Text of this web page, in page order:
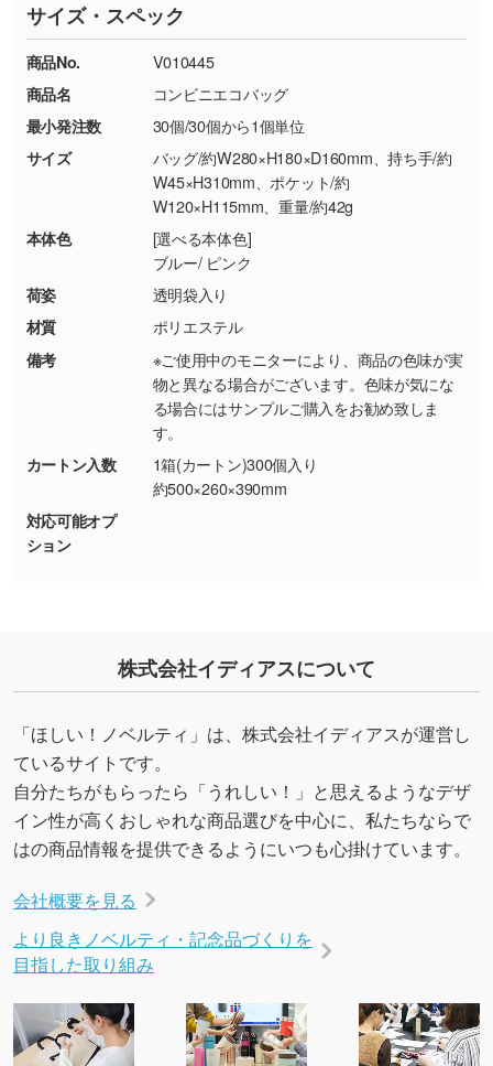
す。→詳しく見る
・コーポレートカラーを使って印刷したい／印
刷色にこだわりがある
DIC・PANTONEなどのカラーチップの指定や、
現物支給による色指定も承っております。→詳
・背景がある画像からキャラクター部分だけを
使いたいです
シンプルな背景のデータや、使いたいキャラク
ター部分の輪郭がはっきりしているデータは切
り抜き処理が可能です。→
・持っているデータの背景が足りない／塗り足
しの作り方が分からない
印刷したいデータが印刷範囲よりも小さい場
合、シンプルな色・柄の背景であれば拡張が可
能です。→
詳しく見る
※詳しくは「商品の良品基準について
ください。
【返品・交換ができない場合】
・お客様の元で商品を加工された場合、または
商品が破損した場合
・商品到着後7日以上経過している場合
・お客様のご都合による返品・交換依頼(商
品・色・数量などの注文間違い等)
TEL：0422-29-9911 営業時間10:00～
18:00(土日祝日除く)
お問い合わせフォームはこちら
サイズ・スペック
商品No.
V010445
商品名
コンビニエコバッグ
最小発注数
30個/30個から1個単位
サイズ
バッグ/約W280×H180×D160mm、持ち手/約
W45×H310mm、ポケット/約
W120×H115mm、重量/約42g
本体色
[選べる本体色]
ブルー/ ピンク
荷姿
透明袋入り
材質
ポリエステル
備考
※ご使用中のモニターにより、商品の色味が実
物と異なる場合がございます。色味が気にな
る場合にはサンプルご購入をお勧め致しま
す。
カートン入数
1箱(カートン)300個入り
約500×260×390mm
対応可能オプ
ション
株式会社イディアスについて
「ほしい！ノベルティ」は、株式会社イディアスが運営し
ているサイトです。
自分たちがもらったら「うれしい！」と思えるようなデザ
イン性が高くおしゃれな商品選びを中心に、私たちならで
はの商品情報を提供できるようにいつも心掛けています。
会社概要を見る
より良きノベルティ・記念品づくりを
目指した取り組み